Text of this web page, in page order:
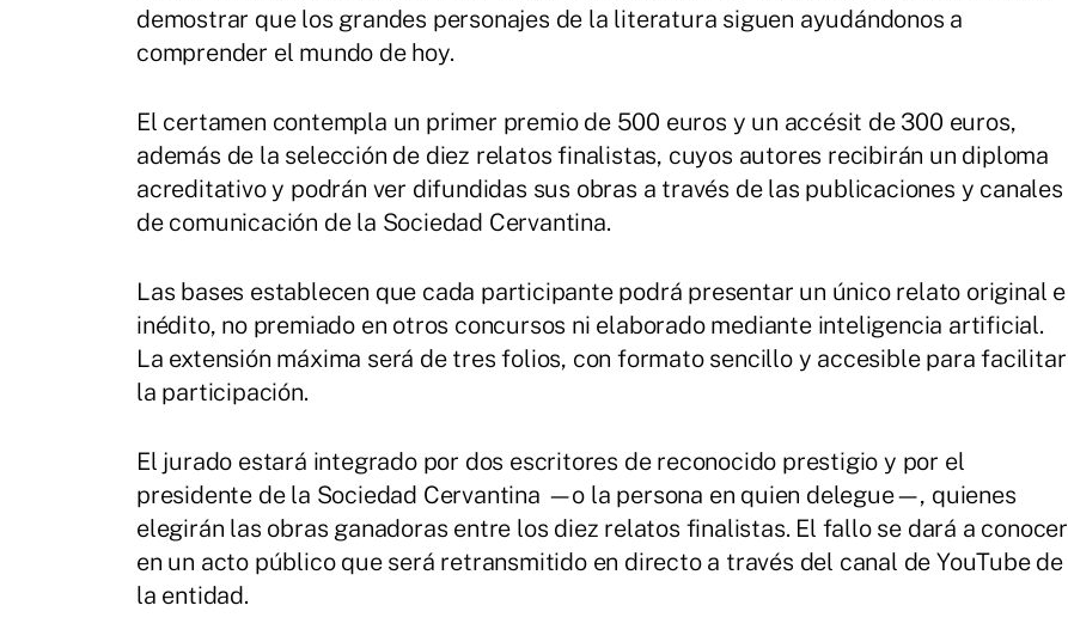
demostrar que los grandes personajes de la literatura siguen ayudándonos a
comprender el mundo de hoy.
El certamen contempla un primer premio de 500 euros y un accésit de 300 euros,
además de la selección de diez relatos finalistas, cuyos autores recibirán un diploma
acreditativo y podrán ver difundidas sus obras a través de las publicaciones y canales
de comunicación de la Sociedad Cervantina.
Las bases establecen que cada participante podrá presentar un único relato original e
inédito, no premiado en otros concursos ni elaborado mediante inteligencia artificial.
La extensión máxima será de tres folios, con formato sencillo y accesible para facilitar
la participación.
El jurado estará integrado por dos escritores de reconocido prestigio y por el
presidente de la Sociedad Cervantina —o la persona en quien delegue—, quienes
elegirán las obras ganadoras entre los diez relatos finalistas. El fallo se dará a conocer
en un acto público que será retransmitido en directo a través del canal de YouTube de
la entidad.